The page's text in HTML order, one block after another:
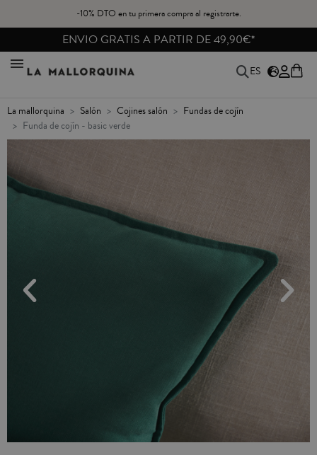
-10% DTO en tu primera compra al registrarte.
ENVIO GRATIS A PARTIR DE 49,90€*
ES
la mallorquina salón cojines salón
fundas de cojín
funda de cojín - basic verde